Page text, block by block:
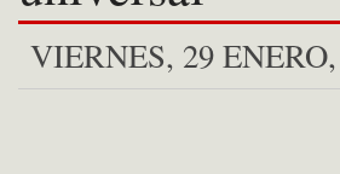
VIERNES, 29